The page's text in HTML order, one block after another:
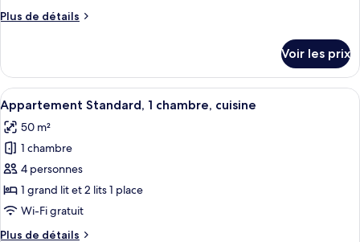
chambre :
Plus de détails
Plus
le
type
de
chambre
Chambre
Simple
Voir les prix
Afficher
toutes
les
photos
pour
ce
type
Une chambre d’hôtel avec balcon,
9
Appartement Standard, 1 chambre, cuisine
50 m²
1 chambre
4 personnes
1 grand lit et 2 lits 1 place
Wi-Fi gratuit
Plus de détails
Plus